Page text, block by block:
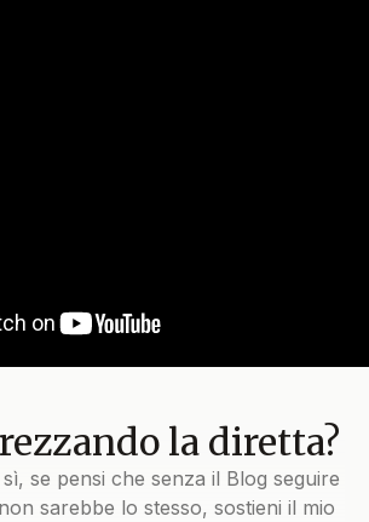
la diretta?
se pensi che senza il Blog seguire
sarebbe lo stesso, sostieni il mio